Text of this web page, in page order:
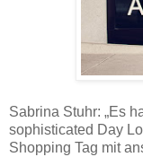
Sabrina Stuhr: „Es
sophisticated Day
Shopping Tag mit